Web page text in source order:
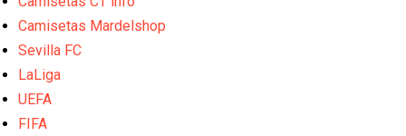
Camisetas Mardelshop
Sevilla FC
LaLiga
UEFA
FIFA